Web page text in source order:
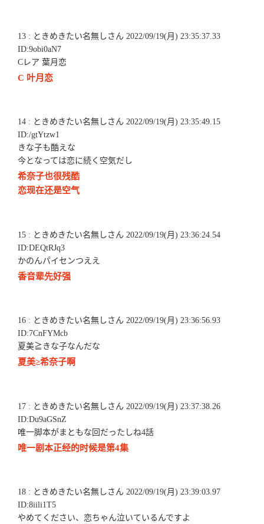
13 : ときめきたい名無しさん 2022/09/19(月) 23:35:37.33
ID:9obi0aN7
Cレア 葉月恋
C 叶月恋
14 : ときめきたい名無しさん 2022/09/19(月) 23:35:49.15
ID:/gtYtzw1
きな子も酷えな
今となっては恋に続く空気だし
希奈子也很残酷
恋现在还是空气
15 : ときめきたい名無しさん 2022/09/19(月) 23:36:24.54
ID:DEQtRJq3
かのんパイセンつええ
香音辈先好强
16 : ときめきたい名無しさん 2022/09/19(月) 23:36:56.93
ID:7CnFYMcb
夏美≧きな子なんだな
夏美≥希奈子啊
17 : ときめきたい名無しさん 2022/09/19(月) 23:37:38.26
ID:Du9aGSnZ
唯一脚本がまともな回だったしね4話
唯一剧本正经的时候是第4集
18 : ときめきたい名無しさん 2022/09/19(月) 23:39:03.97
ID:8iili1T5
やめてください、恋ちゃん泣いているんですよ